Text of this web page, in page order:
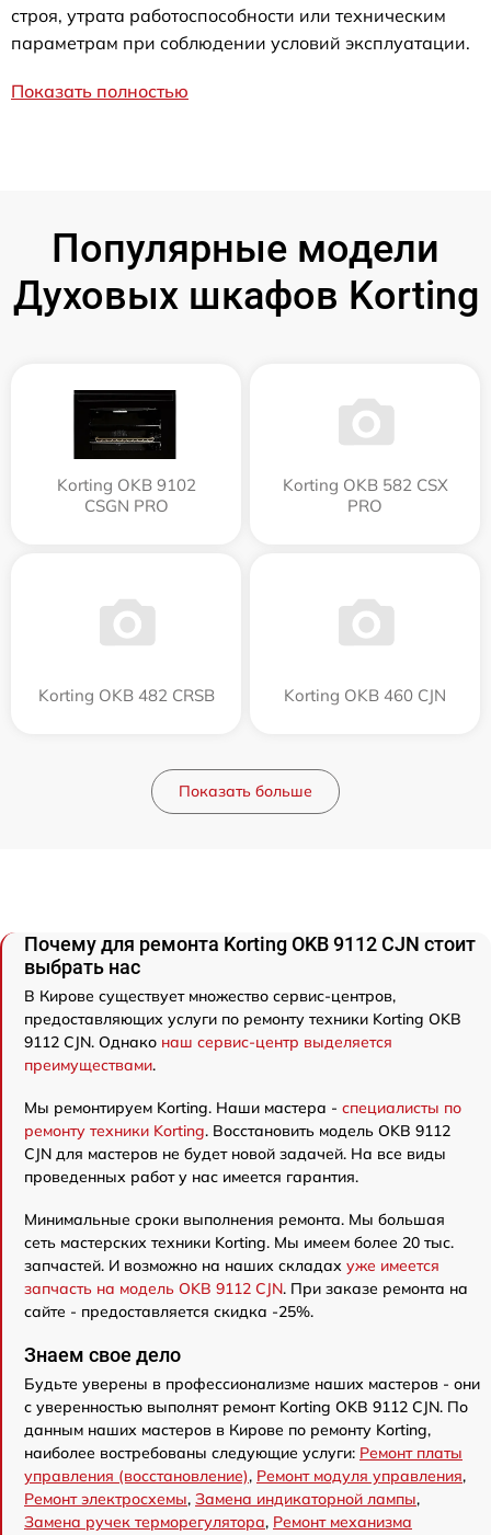
строя, утрата работоспособности или техническим
параметрам при соблюдении условий эксплуатации.
Показать полностью
Популярные модели
Духовых шкафов Korting
Korting OKB 9102
CSGN PRO
Korting OKB 582 CSX
PRO
Korting OKB 482 CRSB Korting OKB 460 CJN
Показать больше
Почему для ремонта Korting OKB 9112 CJN стоит
выбрать нас
В Кирове существует множество сервис-центров,
предоставляющих услуги по ремонту техники Korting OKB
9112 CJN. Однако наш сервис-центр выделяется
преимуществами.
Мы ремонтируем Korting. Наши мастера - специалисты по
ремонту техники Korting. Восстановить модель OKB 9112
CJN для мастеров не будет новой задачей. На все виды
проведенных работ у нас имеется гарантия.
Минимальные сроки выполнения ремонта. Мы большая
сеть мастерских техники Korting. Мы имеем более 20 тыс.
запчастей. И возможно на наших складах уже имеется
запчасть на модель OKB 9112 CJN. При заказе ремонта на
сайте - предоставляется скидка -25%.
Знаем свое дело
Будьте уверены в профессионализме наших мастеров - они
с уверенностью выполнят ремонт Korting OKB 9112 CJN. По
данным наших мастеров в Кирове по ремонту Korting,
наиболее востребованы следующие услуги: Ремонт платы
управления (восстановление), Ремонт модуля управления,
Ремонт электросхемы, Замена индикаторной лампы,
Замена ручек терморегулятора, Ремонт механизма